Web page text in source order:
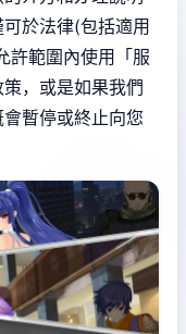
於法律(包括適用
許範圍內使用「服
，或是如果我們
暫停或終止向您